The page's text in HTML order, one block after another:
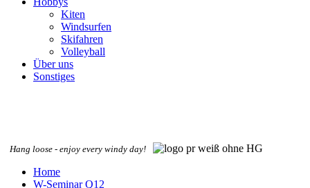
Kiten
Windsurfen
Skifahren
Volleyball
Über uns
Sonstiges
Hang loose - enjoy every windy day!
Home
W-Seminar Q12